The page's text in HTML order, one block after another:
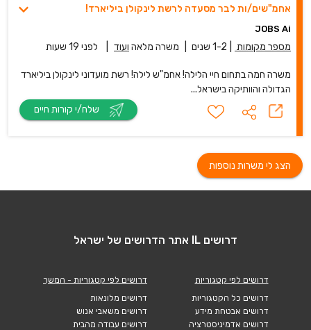
אחמ"שים/ות לבר מסעדה לרשת לינקולן ביליארד!
JOBS Ai
מספר מקומות 1-2 שנים משרה מלאה ועוד לפני 19 שעות
משרה חמה בתחום חיי הלילה! אחמ"ש לילה! רשת מועדוני לינקולן ביליארד
הגדולה והוותיקה בישראל...
הצג לי משרות נוספות
דרושים IL אתר הדרושים של ישראל
דרושים לפי קטגוריות
דרושים כל הקטגוריות
דרושים אבטחת מידע
דרושים אדמיניסטרציה
דרושים לפי קטגוריות - המשך
דרושים מלונאות
דרושים משאבי אנוש
דרושים עבודה מהבית